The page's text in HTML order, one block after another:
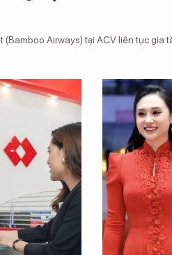
(Bamboo Airways) tại ACV liên tục